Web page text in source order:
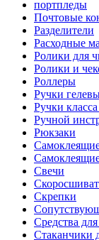
портпледы
Почтовые
Разделители
Расходные
Ролики для
Ролики и
Роллеры
Ручки
Ручки
Ручной
Рюкзаки
Свечи
Скрепки
Средства
Стаканчики